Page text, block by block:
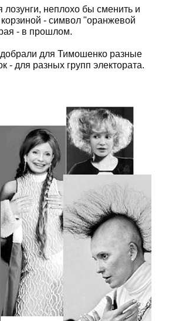
неплохо бы сменить и
- символ "оранжевой
- в прошлом.
для Тимошенко разные
- для разных групп электората.